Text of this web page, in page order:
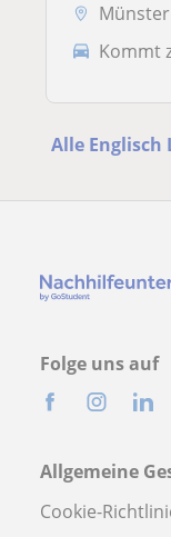
Münster
Kommt
Alle
Folge uns auf
Allgemeine
Cookie-